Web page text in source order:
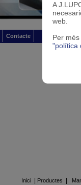
A
web.
Per
"política
Contacte
Inici| Productes